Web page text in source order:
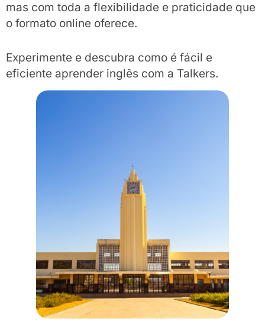
mas com toda a flexibilidade e praticidade que
o formato online oferece.
Experimente e descubra como é fácil e
eficiente aprender inglês com a Talkers.